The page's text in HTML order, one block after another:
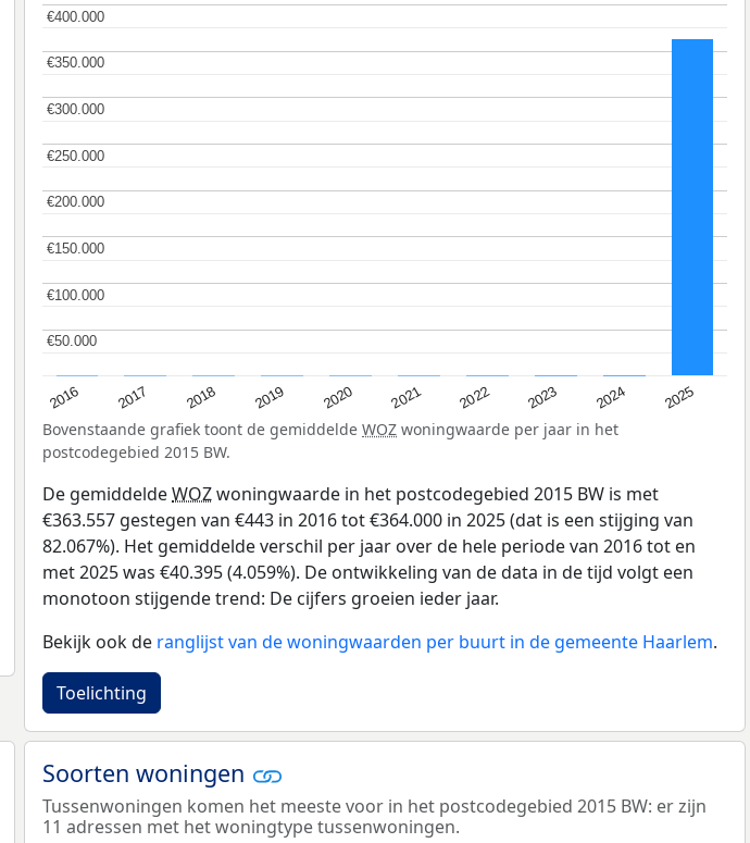
2016 2017 2018 2019 2020 2021 2022 2023 2024 2025
€50.000
€50.000
€100.000
€100.000
€150.000
€150.000
€200.000
€200.000
€250.000
€250.000
€300.000
€300.000
€350.000
€350.000
€400.000
€400.000
Bovenstaande grafiek toont de gemiddelde WOZ woningwaarde per jaar in het
postcodegebied 2015 BW.
De gemiddeldeWOZwoningwaarde in het postcodegebied 2015 BW is met
€363.557 gestegen van €443 in 2016 tot €364.000 in 2025 (dat is een stijging van
82.067%). Het gemiddelde verschil per jaar over de hele periode van 2016 tot en
met 2025 was €40.395 (4.059%). De ontwikkeling van de data in de tijd volgt een
monotoon stijgende trend: De cijfers groeien ieder jaar.
Bekijk ook de ranglijst van de woningwaarden per buurt in de gemeente Haarlem.
Toelichting
Soorten woningen
Tussenwoningen komen het meeste voor in het postcodegebied 2015 BW: er zijn
11 adressen met het woningtype tussenwoningen.